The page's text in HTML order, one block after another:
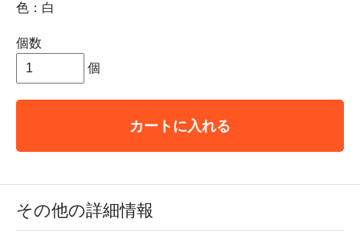
色：白
個数
個
カートに入れる
その他の詳細情報